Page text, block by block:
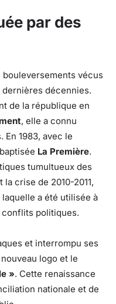
par des
bouleversements vécus
dernières décennies.
de la république en
, elle a connu
1983, avec le
La Première.
tumultueux des
crise de 2010-2011,
a été utilisée à
politiques.
et interrompu ses
logo et le
». Cette renaissance
nationale et de